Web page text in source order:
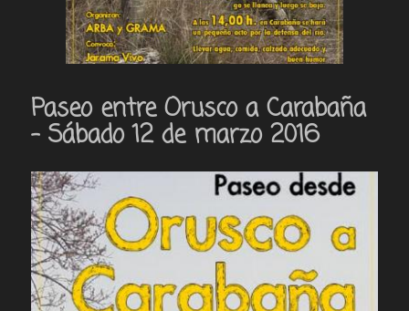
Paseo entre Orusco a Carabaña
– Sábado 12 de marzo 2016